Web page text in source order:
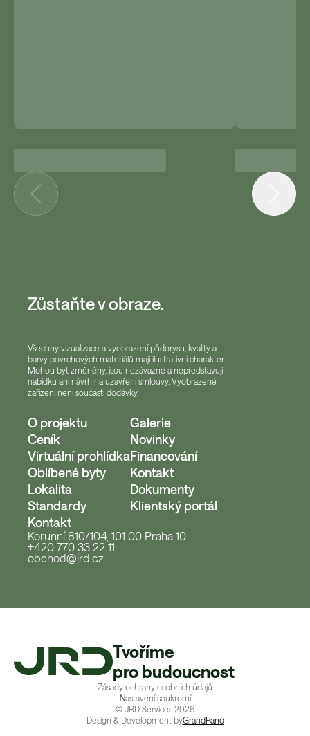
Zůstaňte v obraze.
Všechny vizualizace a vyobrazení půdorysu, kvality a
barvy povrchových materiálů mají ilustrativní charakter.
Mohou být změněny, jsou nezávazné a nepředstavují
nabídku ani návrh na uzavření smlouvy. Vyobrazené
zařízení není součástí dodávky.
O projektu
Ceník
Virtuální prohlídka
Oblíbené byty
Lokalita
Standardy
Galerie
Novinky
Financování
Kontakt
Dokumenty
Klientský portál
Kontakt
Korunní 810/104, 101 00 Praha 10
+420 770 33 22 11
obchod@jrd.cz
Tvoříme
pro budoucnost
Zásady ochrany osobních údajů
Nastavení soukromí
© JRD Services 2026
Design & Development byGrandPano